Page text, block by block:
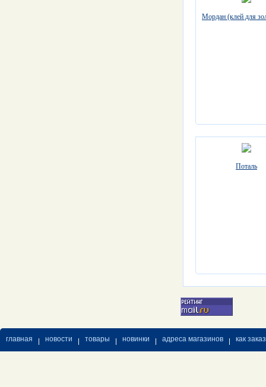
Мордан (клей для
Поталь
главная новости товары новинки адреса магазинов как